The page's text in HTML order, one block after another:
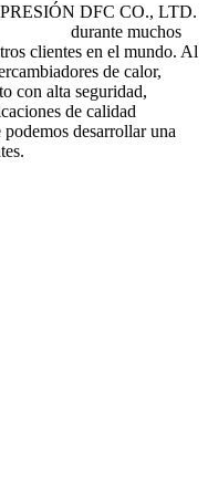
DFC CO., LTD.
durante muchos
clientes en el mundo. Al
de calor,
con alta seguridad,
de calidad
desarrollar una